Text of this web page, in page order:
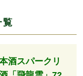
覧
酒スパークリ